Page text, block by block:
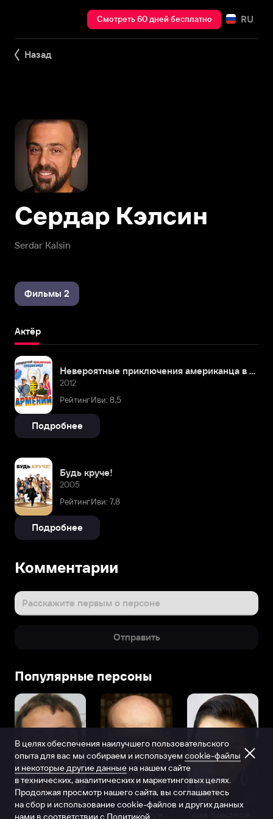
Смотреть 60 дней бесплатно RU
Назад
Serdar Kalsin
Сердар Кэлсин
Фильмы 2
Актёр
Невероятные приключения американца в Армении
2012
Рейтинг Иви: 8,5
Подробнее
Будь круче!
2005
Рейтинг Иви: 7,8
Подробнее
Комментарии
Расскажите первым о персоне
Отправить
Популярные персоны
Виталий Шляппо
В целях обеспечения наилучшего пользовательского
опыта для вас мы собираем и используем cookie-файлы
и некоторые другие данные на нашем сайте
в технических, аналитических и маркетинговых целях.
Продолжая просмотр нашего сайта, вы соглашаетесь
на сбор и использование cookie-файлов и других данных
нами в соответствии с Политикой